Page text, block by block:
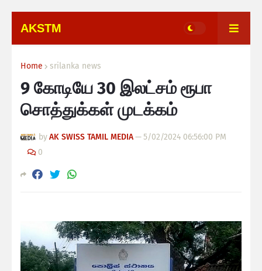
AKSTM
Home srilanka news
9 கோடியே 30 இலட்சம் ரூபா
சொத்துக்கள் முடக்கம்
byAK SWISS TAMIL MEDIA—5/02/2024 06:56:00 PM
0